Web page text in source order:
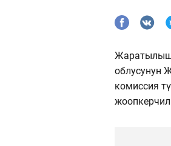
Жаратылыш
облусунун
комиссия